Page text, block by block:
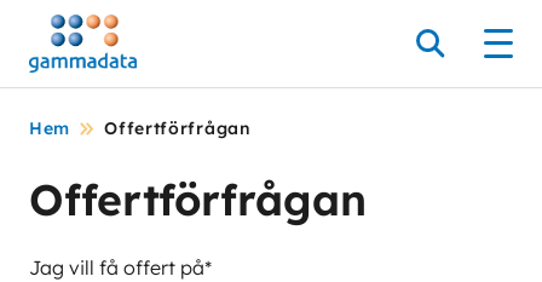
Hoppa
huvudinnehållt
Sök
Hem Offertförfrågan
Offertförfrågan
Jag vill få offert på*